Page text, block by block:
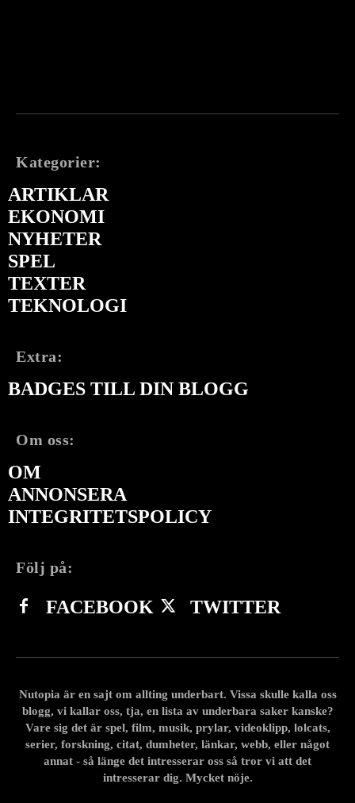
Kategorier:
ARTIKLAR
EKONOMI
NYHETER
SPEL
TEXTER
TEKNOLOGI
Extra:
BADGES TILL DIN BLOGG
Om oss:
OM
ANNONSERA
INTEGRITETSPOLICY
Följ på:
FACEBOOK TWITTER
Nutopia är en sajt om allting underbart. Vissa skulle kalla oss
blogg, vi kallar oss, tja, en lista av underbara saker kanske?
Vare sig det är spel, film, musik, prylar, videoklipp, lolcats,
serier, forskning, citat, dumheter, länkar, webb, eller något
annat - så länge det intresserar oss så tror vi att det
intresserar dig. Mycket nöje.